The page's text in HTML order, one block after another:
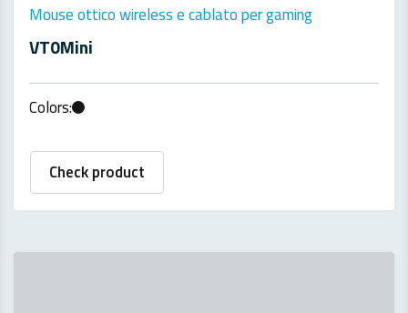
Mouse ottico wireless e cablato per gaming
VT0Mini
Colors:
Check product